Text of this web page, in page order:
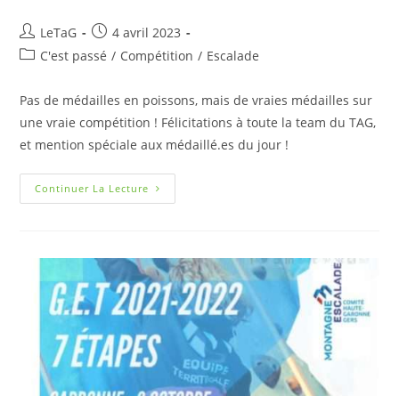
LeTaG
4 avril 2023
C'est passé / Compétition / Escalade
Pas de médailles en poissons, mais de vraies médailles sur
une vraie compétition ! Félicitations à toute la team du TAG,
et mention spéciale aux médaillé.es du jour !
Continuer La Lecture